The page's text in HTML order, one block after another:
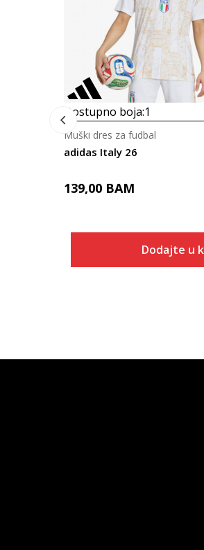
Dostupno boja:1
adidas Italy 26
Muški dres za fudbal
139,00 BAM
Dodajte u